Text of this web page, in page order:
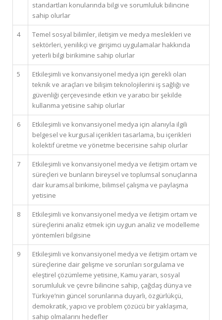
standartları konularında bilgi ve sorumluluk bilincine
sahip olurlar
4
Temel sosyal bilimler, iletişim ve medya meslekleri ve
sektörleri, yenilikçi ve girişimci uygulamalar hakkında
yeterli bilgi birikimine sahip olurlar
5
Etkileşimli ve konvansiyonel medya için gerekli olan
teknik ve araçları ve bilişim teknolojilerini iş sağlığı ve
güvenliği çerçevesinde etkin ve yaratıcı bir şekilde
kullanma yetisine sahip olurlar
6
Etkileşimli ve konvansiyonel medya için alanıyla ilgili
belgesel ve kurgusal içerikleri tasarlama, bu içerikleri
kolektif üretme ve yönetme becerisine sahip olurlar
7
Etkileşimli ve konvansiyonel medya ve iletişim ortam ve
süreçleri ve bunların bireysel ve toplumsal sonuçlarına
dair kuramsal birikime, bilimsel çalışma ve paylaşma
yetisine
8
Etkileşimli ve konvansiyonel medya ve iletişim ortam ve
süreçlerini analiz etmek için uygun analiz ve modelleme
yöntemleri bilgisine
9
Etkileşimli ve konvansiyonel medya ve iletişim ortam ve
süreçlerine dair gelişme ve sorunları sorgulama ve
eleştirel çözümleme yetisine, Kamu yararı, sosyal
sorumluluk ve çevre bilincine sahip, çağdaş dünya ve
Türkiye’nin güncel sorunlarına duyarlı, özgürlükçü,
demokratik, yapıcı ve problem çözücü bir yaklaşıma,
sahip olmalarını hedefler